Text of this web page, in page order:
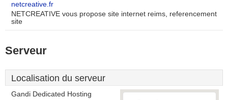
netcreative.fr
NETCREATIVE vous propose site internet reims, referencement
site
Serveur
Localisation du serveur
Gandi Dedicated Hosting